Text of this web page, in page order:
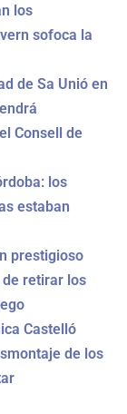
los
sofoca la
de Sa Unió en
Consell de
los
estaban
prestigioso
retirar los
Castelló
de los